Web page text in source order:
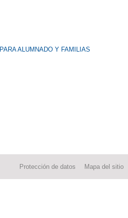
ALUMNADO Y FAMILIAS
Protección de datos Mapa del sitio